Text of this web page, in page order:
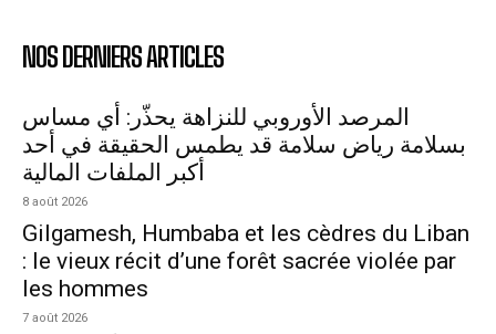
NOS DERNIERS ARTICLES
المرصد الأوروبي للنزاهة يحذّر: أي مساس
بسلامة رياض سلامة قد يطمس الحقيقة في أحد
أكبر الملفات المالية
8 août 2026
Gilgamesh, Humbaba et les cèdres du Liban
: le vieux récit d’une forêt sacrée violée par
les hommes
7 août 2026